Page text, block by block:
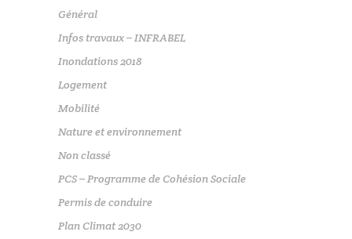
Général
Infos travaux – INFRABEL
Inondations 2018
Logement
Mobilité
Nature et environnement
Non classé
PCS – Programme de Cohésion Sociale
Permis de conduire
Plan Climat 2030